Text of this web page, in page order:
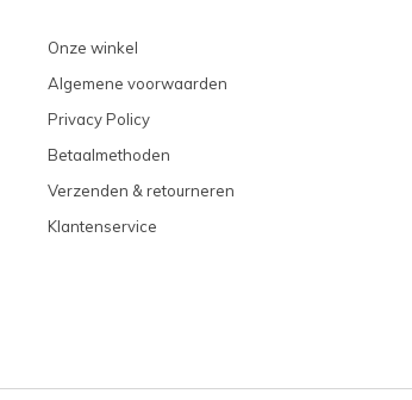
Onze winkel
Algemene voorwaarden
Privacy Policy
Betaalmethoden
Verzenden & retourneren
Klantenservice